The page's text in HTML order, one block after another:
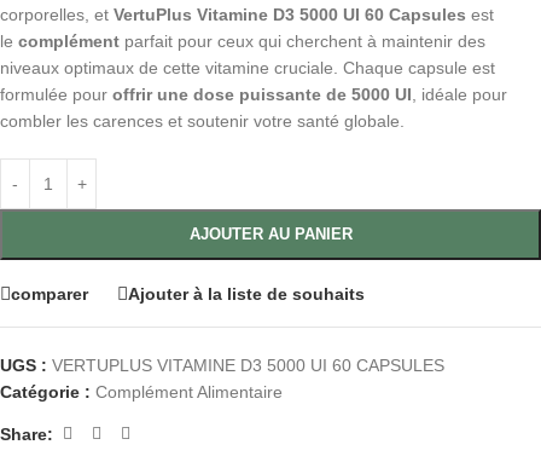
corporelles, et VertuPlus Vitamine D3 5000 UI 60 Capsules est
le complément parfait pour ceux qui cherchent à maintenir des
niveaux optimaux de cette vitamine cruciale. Chaque capsule est
formulée pour offrir une dose puissante de 5000 UI, idéale pour
combler les carences et soutenir votre santé globale.
AJOUTER AU PANIER
comparer Ajouter à la liste de souhaits
UGS : VERTUPLUS VITAMINE D3 5000 UI 60 CAPSULES
Catégorie : Complément Alimentaire
Share: